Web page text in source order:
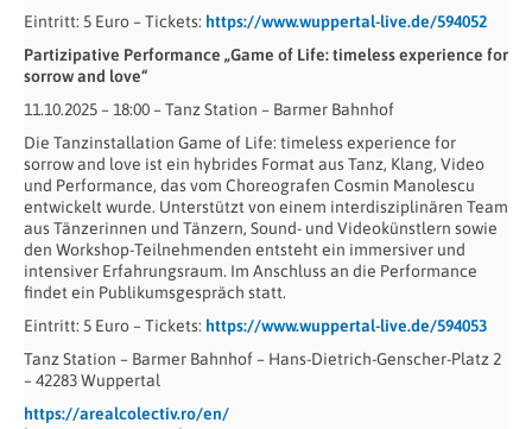
Eintritt: 5 Euro – Tickets: https://www.wuppertal-live.de/594052
Partizipative Performance „Game of Life: timeless experience for
sorrow and love“
11.10.2025 – 18:00 – Tanz Station – Barmer Bahnhof
Die Tanzinstallation Game of Life: timeless experience for
sorrow and love ist ein hybrides Format aus Tanz, Klang, Video
und Performance, das vom Choreografen Cosmin Manolescu
entwickelt wurde. Unterstützt von einem interdisziplinären Team
aus Tänzerinnen und Tänzern, Sound- und Videokünstlern sowie
den Workshop-Teilnehmenden entsteht ein immersiver und
intensiver Erfahrungsraum. Im Anschluss an die Performance
findet ein Publikumsgespräch statt.
Eintritt: 5 Euro – Tickets: https://www.wuppertal-live.de/594053
Tanz Station – Barmer Bahnhof – Hans-Dietrich-Genscher-Platz 2
– 42283 Wuppertal
https://arealcolectiv.ro/en/